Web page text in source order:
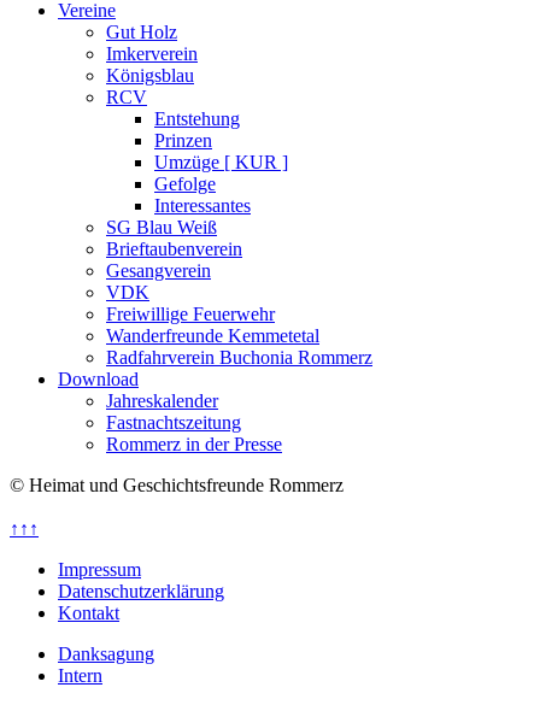
Vereine
Gut Holz
Imkerverein
Königsblau
RCV
Entstehung
Prinzen
Umzüge [ KUR ]
Gefolge
Interessantes
SG Blau Weiß
Brieftaubenverein
Gesangverein
VDK
Freiwillige Feuerwehr
Wanderfreunde Kemmetetal
Radfahrverein Buchonia Rommerz
Download
Jahreskalender
Fastnachtszeitung
Rommerz in der Presse
© Heimat und Geschichtsfreunde Rommerz
↑↑↑
Impressum
Datenschutzerklärung
Kontakt
Danksagung
Intern